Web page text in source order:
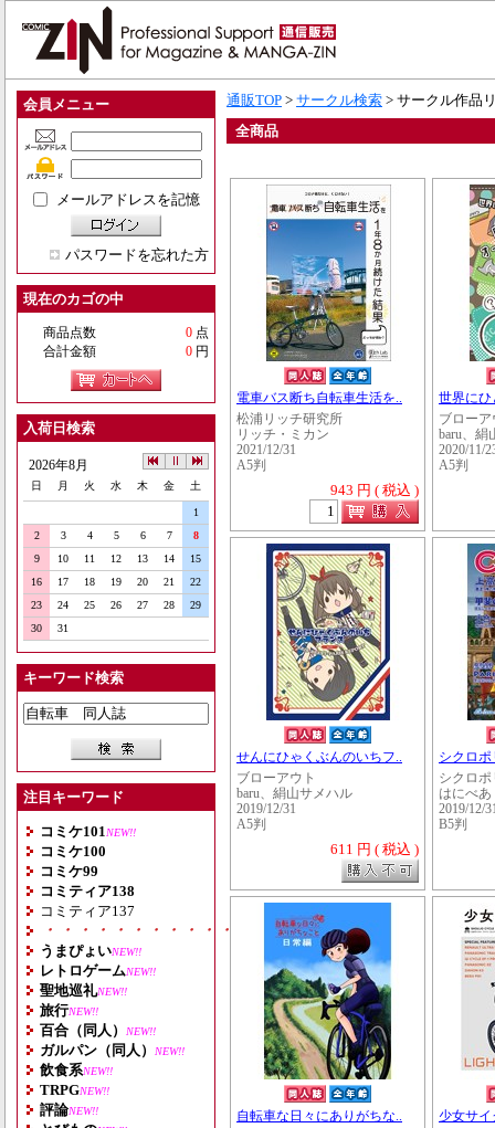
会員メニュー
メールアドレスを記憶
パスワードを忘れた方
現在のカゴの中
商品点数 0 点
合計金額
0 円
入荷日検索
2026年8月
日 月 火 水 木 金 土
1
2
3 4 5 6 7
8
9
10 11 12 13 14
15
16
17 18 19 20 21
22
23
24 25 26 27 28
29
30
31
キーワード検索
注目キーワード
コミケ101 NEW!!
コミケ100
コミケ99
コミティア138
コミティア137
・・・・・・・・・・・・・・・・・・・
うまぴょいNEW!!
レトロゲームNEW!!
聖地巡礼NEW!!
旅行NEW!!
百合（同人） NEW!!
ガルパン（同人） NEW!!
飲食系NEW!!
TRPGNEW!!
評論NEW!!
通販TOP > サークル検索 > サークル作品
全商品
電車バス断ち自転車生活を..
松浦リッチ研究所
リッチ・ミカン
2021/12/31
A5判
943 円 ( 税込 )
世界にひ
ブローア
baru、絹
2020/11/
A5判
せんにひゃくぶんのいちフ..
ブローアウト
baru、絹山サメハル
2019/12/31
A5判
611 円 ( 税込 )
シクロポ
シクロポ
はにべあ
2019/12/
B5判
自転車な日々にありがちな..
少女サ